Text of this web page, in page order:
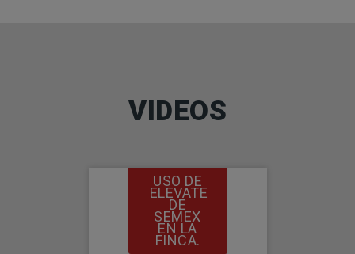
VIDEOS
USO DE
ELEVATE
DE
SEMEX
EN LA
FINCA.